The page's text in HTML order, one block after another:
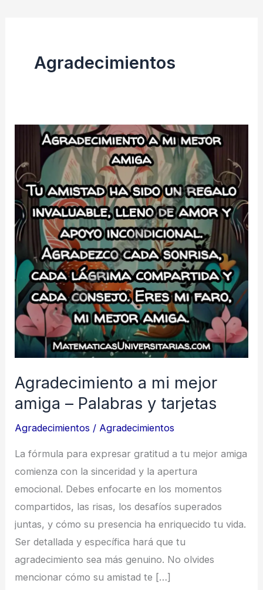
Agradecimientos
Agradecimiento a mi mejor
amiga – Palabras y tarjetas
Agradecimientos / Agradecimientos
La fórmula para expresar gratitud a tu mejor amiga
comienza con la sinceridad y la apertura
emocional. Debes enfocarte en los momentos
compartidos, las risas, los desafíos superados
juntas, y cómo su presencia ha enriquecido tu vida.
Ser detallada y específica hará que tu
agradecimiento sea más genuino. No olvides
mencionar cómo su amistad te […]